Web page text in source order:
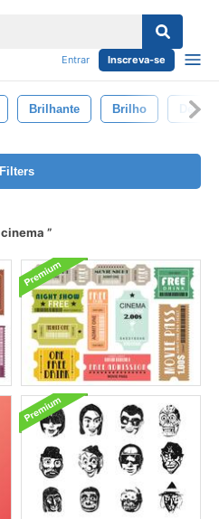
Entrar Inscreva-se
Brilhante Brilho
Filters
cinema